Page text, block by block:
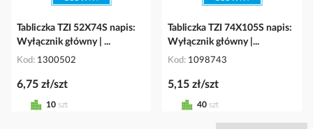
Tabliczka TZI 52X74S napis:
Wyłącznik główny | ...
Kod 1300502
6,75 zł/szt
10 szt
Tabliczka TZI 74X105S napis:
Wyłącznik główny |...
Kod 1098743
5,15 zł/szt
40 szt